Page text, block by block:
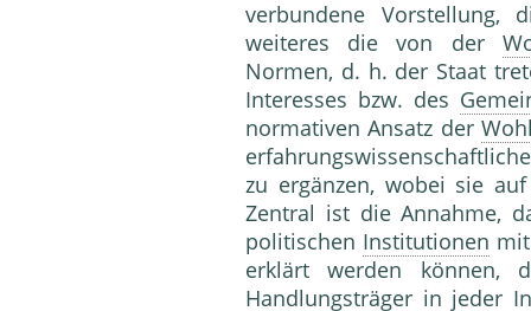
verbundene Vorstellung,
weiteres die von der
Normen, d. h. der Staat
Interesses bzw. des
normativen Ansatz der
zu ergänzen, wobei sie
Zentral ist die Annahme,
politischen Institutionen
erklärt werden
Handlungsträger in jeder